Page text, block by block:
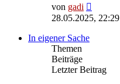
von gadi
Beitrag
28.05.2025, 22:29
In eigener Sache
Themen
Beiträge
Letzter Beitrag